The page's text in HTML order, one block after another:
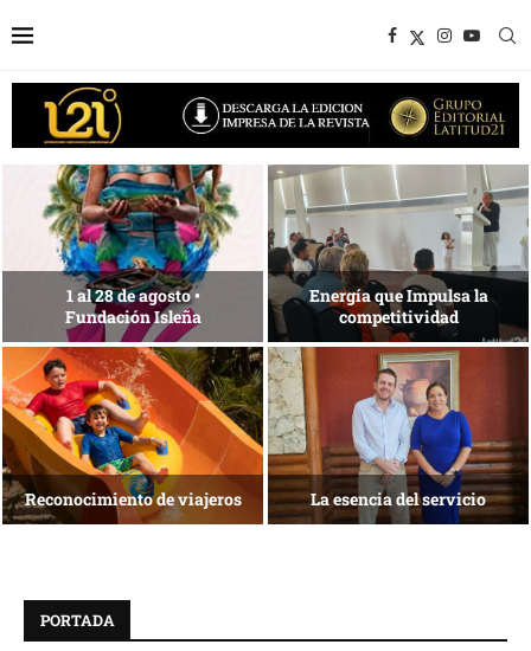
Desarrollo en disputa… ¿Hasta
dónde crecer?
Más allá del descanso
La nueva agenda de Quintana
Roo
1 de agosto • Torneo de Golf
ACOTUR
PORTADA